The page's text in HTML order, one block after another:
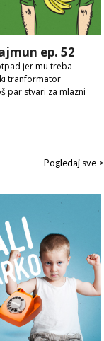
ep. 52
jer mu treba
tranformator
par stvari za mlazni
Pogledaj sve >